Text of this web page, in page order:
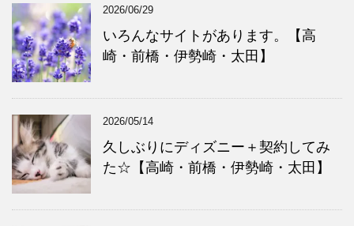
2026/06/29
いろんなサイトがあります。【高
崎・前橋・伊勢崎・太田】
2026/05/14
久しぶりにディズニー＋契約してみ
た☆【高崎・前橋・伊勢崎・太田】